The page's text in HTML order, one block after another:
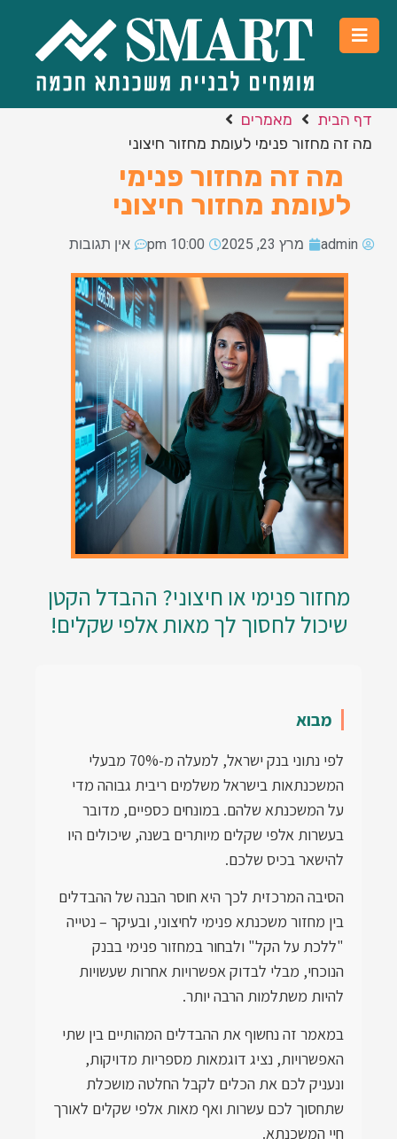
דף הבית
מאמרים
מה זה מחזור פנימי לעומת מחזור חיצוני
מה זה מחזור פנימי
לעומת מחזור חיצוני
admin מרץ 23, 2025 10:00 pm אין תגובות
מחזור פנימי או חיצוני? ההבדל הקטן
שיכול לחסוך לך מאות אלפי שקלים!
מבוא
לפי נתוני בנק ישראל, למעלה מ-70% מבעלי
המשכנתאות בישראל משלמים ריבית גבוהה מדי
על המשכנתא שלהם. במונחים כספיים, מדובר
בעשרות אלפי שקלים מיותרים בשנה, שיכולים היו
להישאר בכיס שלכם.
הסיבה המרכזית לכך היא חוסר הבנה של ההבדלים
בין מחזור משכנתא פנימי לחיצוני, ובעיקר – נטייה
"ללכת על הקל" ולבחור במחזור פנימי בבנק
הנוכחי, מבלי לבדוק אפשרויות אחרות שעשויות
להיות משתלמות הרבה יותר.
במאמר זה נחשוף את ההבדלים המהותיים בין שתי
האפשרויות, נציג דוגמאות מספריות מדויקות,
ונעניק לכם את הכלים לקבל החלטה מושכלת
שתחסוך לכם עשרות ואף מאות אלפי שקלים לאורך
חיי המשכנתא.